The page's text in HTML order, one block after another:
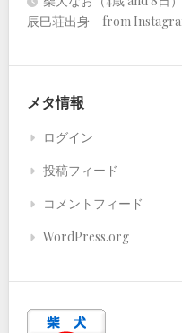
辰巳荘出身 – from
メタ情報
ログイン
投稿フィード
コメントフィード
WordPress.org